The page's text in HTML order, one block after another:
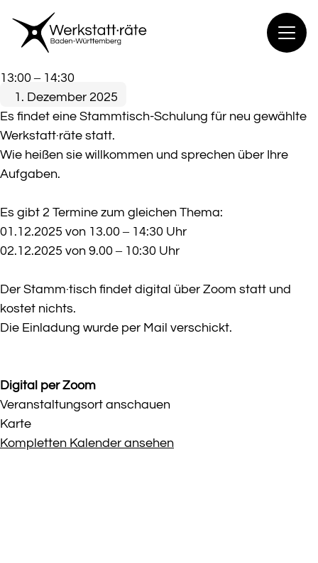
Inhalt
springen
Stammtisch-
Schulung
für
neue
Werkstatt·räte
13:00 – 14:30
1. Dezember 2025
Es findet eine Stammtisch-Schulung für neu gewählte
Werkstatt·räte statt.
Wie heißen sie willkommen und sprechen über Ihre
Aufgaben.
Es gibt 2 Termine zum gleichen Thema:
01.12.2025 von 13.00 – 14:30 Uhr
02.12.2025 von 9.00 – 10:30 Uhr
Der Stamm·tisch findet digital über Zoom statt und
kostet nichts.
Die Einladung wurde per Mail verschickt.
Digital per Zoom
Veranstaltungsort anschauen
KarteDigital
per
Kompletten Kalender ansehen